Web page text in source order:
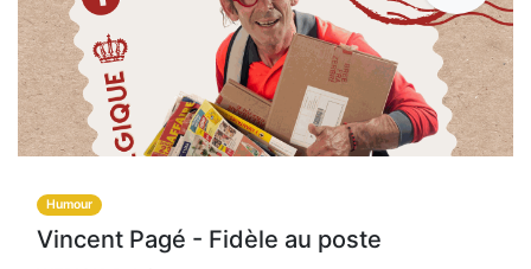
Humour
Vincent Pagé - Fidèle au poste